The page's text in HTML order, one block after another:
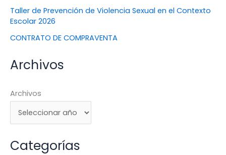
Taller de Prevención de Violencia Sexual en el Contexto
Escolar 2026
CONTRATO DE COMPRAVENTA
Archivos
Archivos
Categorías